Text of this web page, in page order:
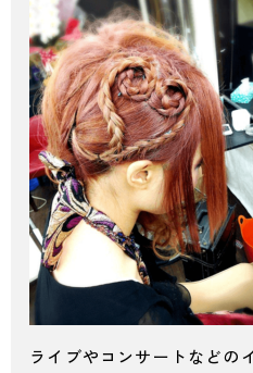
ライブやコンサートなど